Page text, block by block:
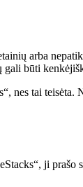
arba
gali būti
nes tai teisėta.
ji prašo